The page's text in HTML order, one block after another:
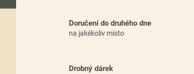
Doručení do druhého dne
na jakékoliv místo
Drobný dárek